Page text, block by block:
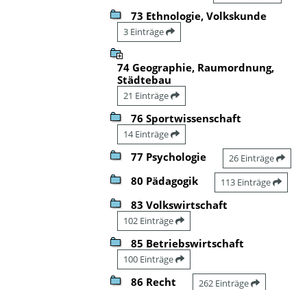
73 Ethnologie, Volkskunde
3 Einträge
74 Geographie, Raumordnung,
Städtebau
21 Einträge
76 Sportwissenschaft
14 Einträge
77 Psychologie 26 Einträge
80 Pädagogik 113 Einträge
83 Volkswirtschaft
102 Einträge
85 Betriebswirtschaft
100 Einträge
86 Recht 262 Einträge